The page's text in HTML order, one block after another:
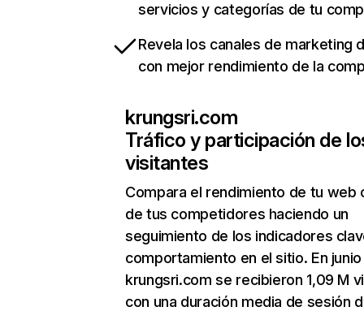
servicios y categorías de tu
Revela los canales de marketing
con mejor rendimiento de la
krungsri.com
Tráfico y participación de
visitantes
Compara el rendimiento de tu web
de tus competidores haciendo un
seguimiento de los indicadores
comportamiento en el sitio. En junio
krungsri.com se recibieron 1,09 M
con una duración media de sesión